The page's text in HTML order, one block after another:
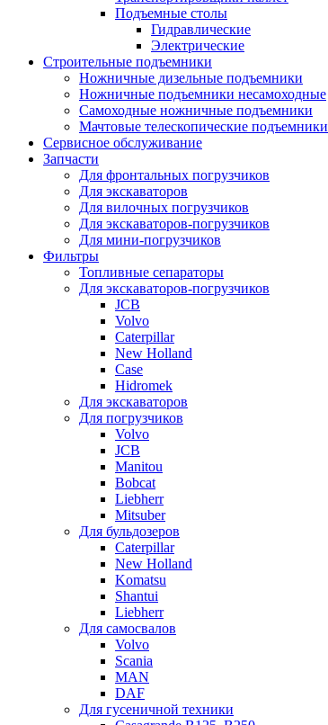
Подъемные столы
Гидравлические
Электрические
Строительные подъемники
Ножничные дизельные подъемники
Ножничные подъемники несамоходные
Самоходные ножничные подъемники
Мачтовые телескопические подъемники
Сервисное обслуживание
Запчасти
Для фронтальных погрузчиков
Для экскаваторов
Для вилочных погрузчиков
Для экскаваторов-погрузчиков
Для мини-погрузчиков
Фильтры
Топливные сепараторы
Для экскаваторов-погрузчиков
JCB
Volvo
Caterpillar
New Holland
Case
Hidromek
Для экскаваторов
Для погрузчиков
Volvo
JCB
Manitou
Bobcat
Liebherr
Mitsuber
Для бульдозеров
Caterpillar
New Holland
Komatsu
Shantui
Liebherr
Для самосвалов
Volvo
Scania
MAN
DAF
Для гусеничной техники